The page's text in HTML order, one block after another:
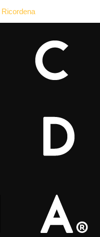
Ricordena